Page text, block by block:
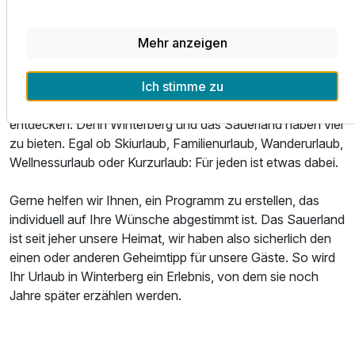
neben reinen Kinderspielen gibt es auch etliche
Selbstverständlich gibt es rund um unser Hotel einiges zu
entdecken. Denn Winterberg und das Sauerland haben viel
zu bieten. Egal ob Skiurlaub, Familienurlaub, Wanderurlaub,
Wellnessurlaub oder Kurzurlaub: Für jeden ist etwas dabei.
Gerne helfen wir Ihnen, ein Programm zu erstellen, das
individuell auf Ihre Wünsche abgestimmt ist. Das Sauerland
ist seit jeher unsere Heimat, wir haben also sicherlich den
einen oder anderen Geheimtipp für unsere Gäste. So wird
Ihr Urlaub in Winterberg ein Erlebnis, von dem sie noch
Jahre später erzählen werden.
Mehr anzeigen
Ich stimme zu